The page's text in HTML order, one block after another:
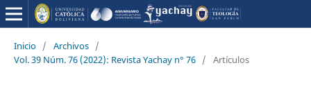
Inicio / Archivos /
Vol. 39 Núm. 76 (2022): Revista Yachay n° 76 / Artículos